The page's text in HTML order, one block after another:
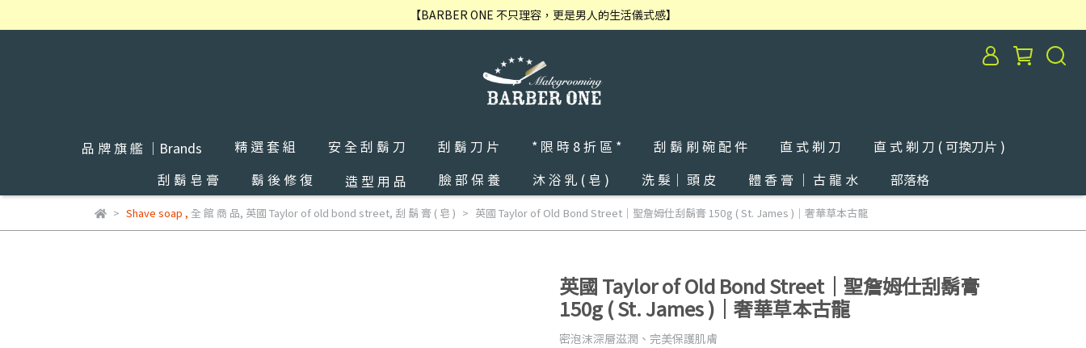
【BARBER ONE 不只理容，更是男人的生活儀式感】
品 牌 旗 艦 ｜Brands 精 選 套 組 安 全 刮 鬍 刀 刮 鬍 刀 片 * 限 時 8 折 區 * 刮 鬍 刷 碗 配 件 直 式 剃 刀
直 式 剃 刀 ( 可換刀片 )
刮 鬍 皂 膏
鬍 後 修 復 造 型 用 品 臉 部 保 養 沐 浴 乳 ( 皂 ) 洗 髮｜ 頭 皮 體 香 膏 ｜ 古 龍 水 部落格
Shave soap , 全 館 商 品, 英國 Taylor of old bond street, 刮 鬍 膏 ( 皂 ) 英國 Taylor of Old Bond Street｜聖詹姆仕刮鬍膏 150g ( St. James )｜奢華草本古龍
英國 Taylor of Old Bond Street｜聖詹姆仕刮鬍膏
150g ( St. James )｜奢華草本古龍
密泡沫深層滋潤、完美保護肌膚